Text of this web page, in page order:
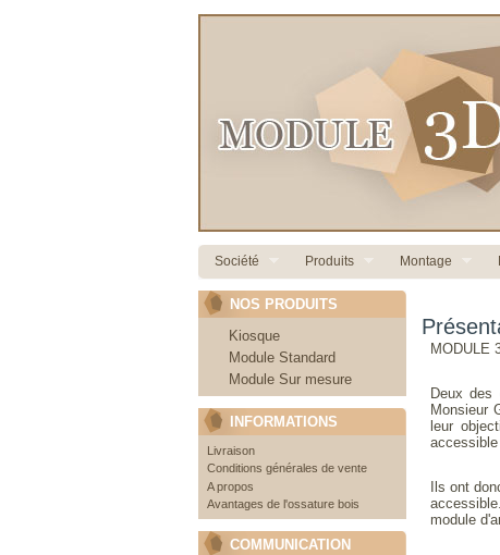
Société Produits Montage
NOS PRODUITS
Kiosque
Module Standard
Module Sur mesure
INFORMATIONS
Livraison
Conditions générales de vente
A propos
Avantages de l'ossature bois
COMMUNICATION
MODULE
Deux
Monsieur
leur
Ils ont
module